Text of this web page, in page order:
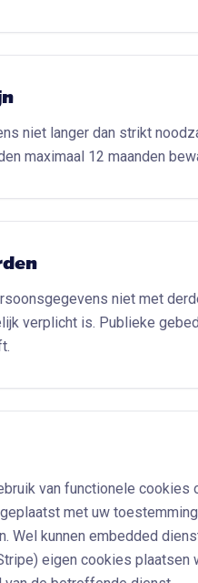
niet langer dan strikt
maximaal 12 maanden
niet met
verplicht is. Publieke
van functionele
met uw
Wel kunnen embedded
eigen cookies plaatsen